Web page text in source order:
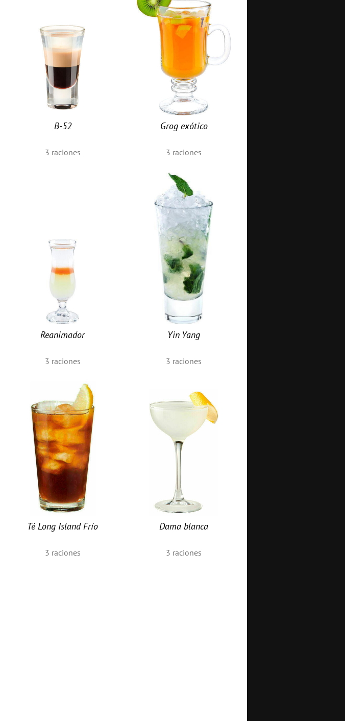
B-52
3 raciones
Grog exótico
3 raciones
Reanimador
3 raciones
Yin Yang
3 raciones
Té Long Island Frío
3 raciones
Dama blanca
3 raciones